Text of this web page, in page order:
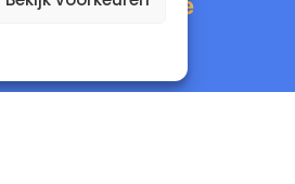
Informatie